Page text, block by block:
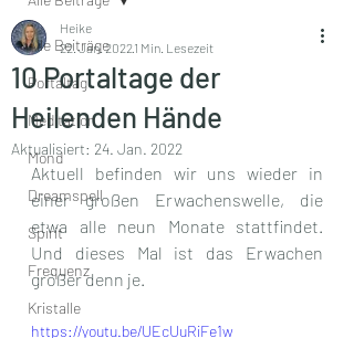
Alle Beiträge
Portaltag
Meditation
Mond
Dreamspell
Spirit
Frequenz
Kristalle
10 Portaltage der
Heilenden Hände
Heike
22. Jan. 20221 Min. Lesezeit
Aktualisiert: 24. Jan. 2022
Aktuell befinden wir uns wieder in
einer großen Erwachenswelle, die
etwa alle neun Monate stattfindet.
Und dieses Mal ist das Erwachen
größer denn je.
https://youtu.be/UEcUuRiFe1w